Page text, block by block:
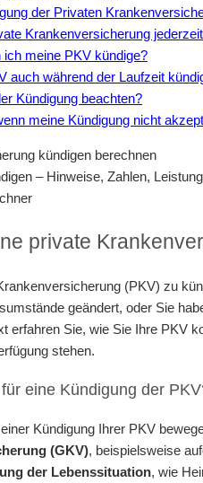
der Privaten
Krankenversicherung
meine PKV kündige?
auch während der Laufzeit
Kündigung beachten?
meine Kündigung nicht
– Hinweise, Zahlen,
private
(PKV) zu
geändert, oder Sie
erfahren Sie, wie Sie Ihre PKV
stehen.
eine Kündigung der
Kündigung Ihrer PKV
(GKV), beispielsweise
der Lebenssituation, wie